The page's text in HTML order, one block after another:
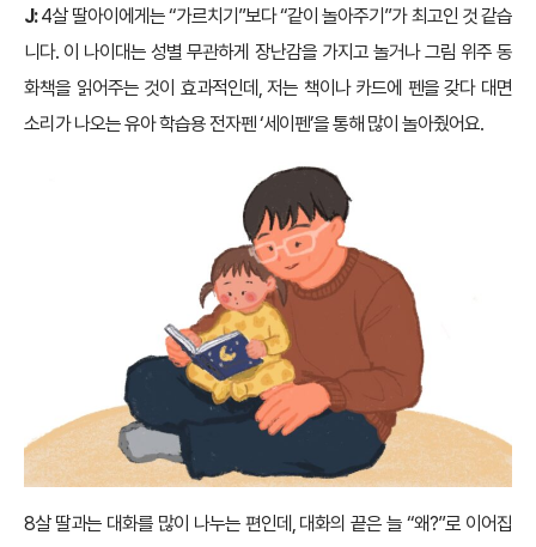
J:4살 딸아이에게는 “가르치기”보다 “같이 놀아주기”가 최고인 것 같습
니다. 이 나이대는 성별 무관하게 장난감을 가지고 놀거나 그림 위주 동
화책을 읽어주는 것이 효과적인데, 저는 책이나 카드에 펜을 갖다 대면
소리가 나오는 유아 학습용 전자펜 ‘세이펜’을 통해 많이 놀아줬어요.
8살 딸과는 대화를 많이 나누는 편인데, 대화의 끝은 늘 “왜?”로 이어집